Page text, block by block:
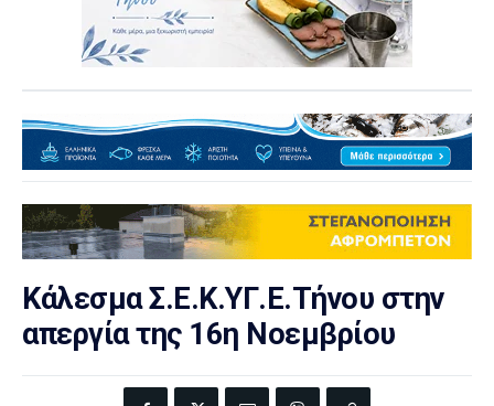
Κάλεσμα Σ.Ε.Κ.ΥΓ.Ε.Τήνου στην
απεργία της 16η Νοεμβρίου